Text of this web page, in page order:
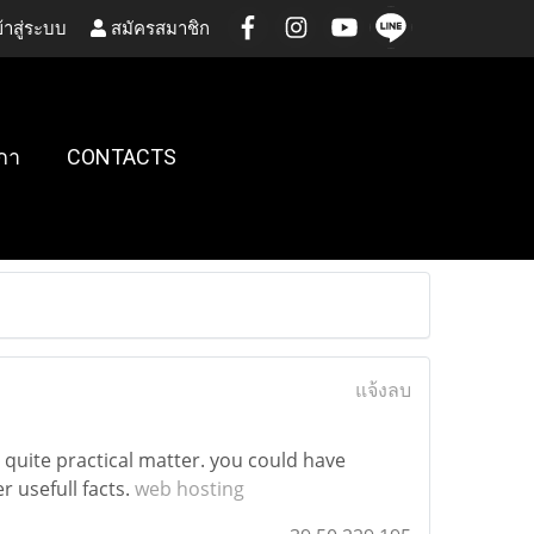
สู่ระบบ สมัครสมาชิก
า CONTACTS
แจ้งลบ
practical matter. you could have
usefull facts. web hosting